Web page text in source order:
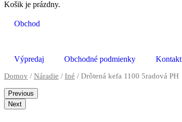
Košik je prázdny.
Obchod
Výpredaj Obchodné podmienky Kontakt
Domov / Náradie / Iné / Drôtená kefa 1100 5radová PH
Previous
Next